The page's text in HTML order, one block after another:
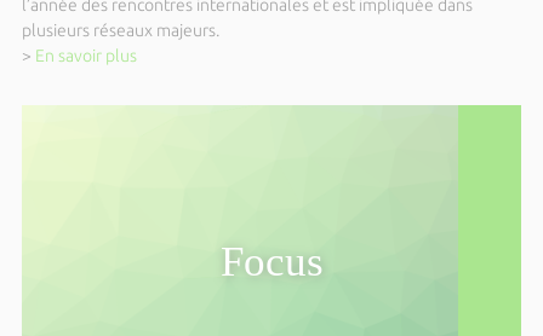
International Autumn School in Quantum
Algorithms for many-body problems
Parc Galea - Entretien public avec Alain
l’année des rencontres internationales et est impliquée dans
plusieurs réseaux majeurs.
> En savoir plus
Focus